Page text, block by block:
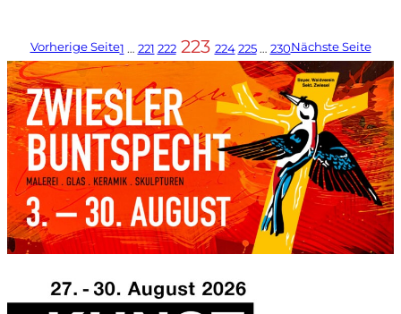
Vorherige Seite1 … 221 222 223 224 225 … 230Nächste Seite